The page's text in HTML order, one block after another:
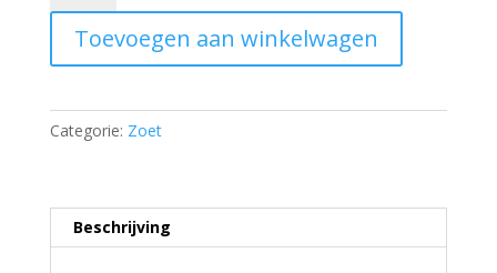
aantal
Toevoegen aan winkelwagen
Categorie: Zoet
Beschrijving